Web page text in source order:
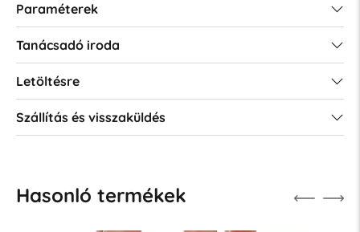
Paraméterek
Tanácsadó iroda
Letöltésre
Szállítás és visszaküldés
Hasonló termékek